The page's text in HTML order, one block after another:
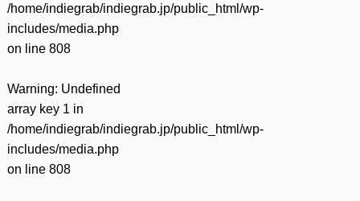
/home/indiegrab/indiegrab.jp/public_html/wp-
includes/media.php
on line 808
Warning: Undefined
array key 1 in
/home/indiegrab/indiegrab.jp/public_html/wp-
includes/media.php
on line 808